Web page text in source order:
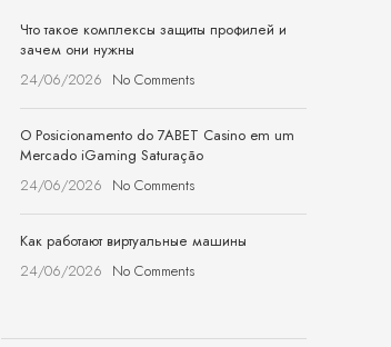
Что такое комплексы защиты профилей и
зачем они нужны
24/06/2026 No Comments
O Posicionamento do 7ABET Casino em um
Mercado iGaming Saturação
24/06/2026 No Comments
Как работают виртуальные машины
24/06/2026 No Comments